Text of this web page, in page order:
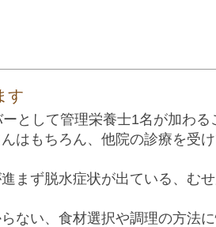
す
として管理栄養士1名が加わ
はもちろん、他院の診療を受
まず脱水症状が出ている、む
ない、食材選択や調理の方法